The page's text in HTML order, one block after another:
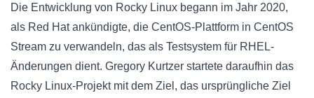
Die Entwicklung von Rocky Linux begann im Jahr 2020,
als Red Hat ankündigte, die CentOS-Plattform in CentOS
Stream zu verwandeln, das als Testsystem für RHEL-
Änderungen dient. Gregory Kurtzer startete daraufhin das
Rocky Linux-Projekt mit dem Ziel, das ursprüngliche Ziel